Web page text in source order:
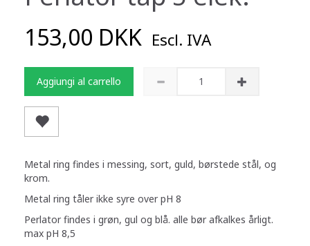
153,00 DKK Escl. IVA
Aggiungi al carrello
Metal ring findes i messing, sort, guld, børstede stål, og
krom.
Metal ring tåler ikke syre over pH 8
Perlator findes i grøn, gul og blå. alle bør afkalkes årligt.
max pH 8,5